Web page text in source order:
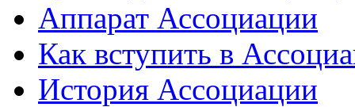
Аппарат Ассоциации
Как вступить в
История Ассоциации